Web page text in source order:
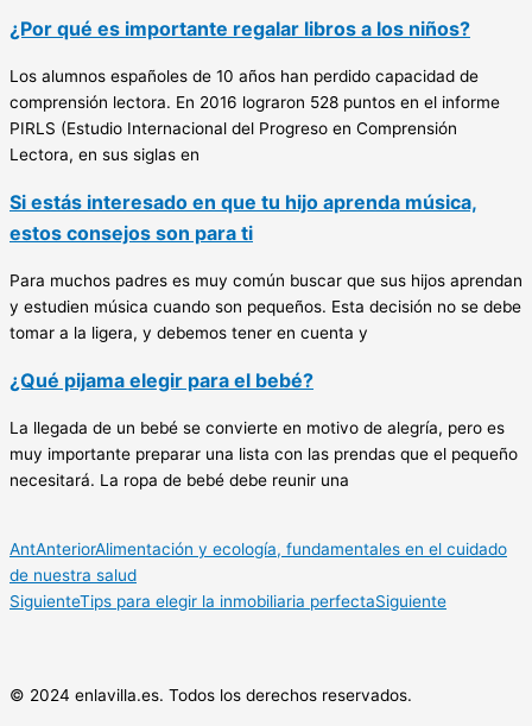
¿Por qué es importante regalar libros a los niños?
Los alumnos españoles de 10 años han perdido capacidad de
comprensión lectora. En 2016 lograron 528 puntos en el informe
PIRLS (Estudio Internacional del Progreso en Comprensión
Lectora, en sus siglas en
Si estás interesado en que tu hijo aprenda música,
estos consejos son para ti
Para muchos padres es muy común buscar que sus hijos aprendan
y estudien música cuando son pequeños. Esta decisión no se debe
tomar a la ligera, y debemos tener en cuenta y
¿Qué pijama elegir para el bebé?
La llegada de un bebé se convierte en motivo de alegría, pero es
muy importante preparar una lista con las prendas que el pequeño
necesitará. La ropa de bebé debe reunir una
AntAnteriorAlimentación y ecología, fundamentales en el cuidado
de nuestra salud
SiguienteTips para elegir la inmobiliaria perfectaSiguiente
© 2024 enlavilla.es. Todos los derechos reservados.